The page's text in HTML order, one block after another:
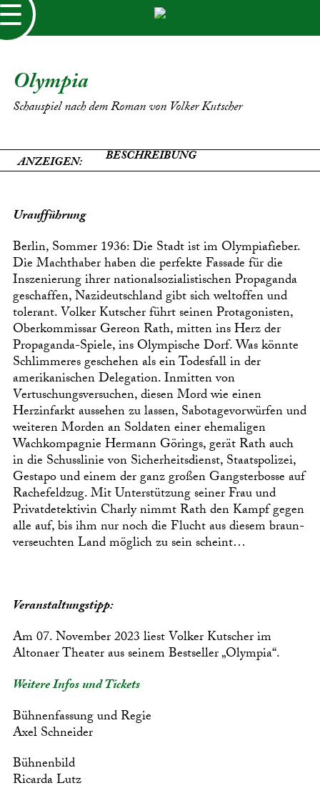
Olympia
Schauspiel nach dem Roman von Volker Kutscher
ANZEIGEN: BESCHREIBUNG
Uraufführung
Berlin, Sommer 1936: Die Stadt ist im Olympiafieber.
Die Machthaber haben die perfekte Fassade für die
Inszenierung ihrer nationalsozialistischen Propaganda
geschaffen, Nazideutschland gibt sich weltoffen und
tolerant. Volker Kutscher führt seinen Protagonisten,
Oberkommissar Gereon Rath, mitten ins Herz der
Propaganda-Spiele, ins Olympische Dorf. Was könnte
Schlimmeres geschehen als ein Todesfall in der
amerikanischen Delegation. Inmitten von
Vertuschungsversuchen, diesen Mord wie einen
Herzinfarkt aussehen zu lassen, Sabotagevorwürfen und
weiteren Morden an Soldaten einer ehemaligen
Wachkompagnie Hermann Görings, gerät Rath auch
in die Schusslinie von Sicherheitsdienst, Staatspolizei,
Gestapo und einem der ganz großen Gangsterbosse auf
Rachefeldzug. Mit Unterstützung seiner Frau und
Privatdetektivin Charly nimmt Rath den Kampf gegen
alle auf, bis ihm nur noch die Flucht aus diesem braun-
verseuchten Land möglich zu sein scheint…
Veranstaltungstipp:
Am 07. November 2023 liest Volker Kutscher im
Altonaer Theater aus seinem Bestseller „Olympia“.
Weitere Infos und Tickets
Bühnenfassung und Regie
Axel Schneider
Bühnenbild
Ricarda Lutz